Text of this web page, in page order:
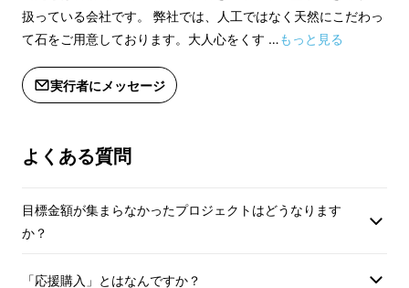
魅力①：形状へのこだわり
～なぜフラットなのか
作成しました。上部がフラットになる事で、見
存在感がある、そんなデザインに仕上がりまし
扱っている会社です。 弊社では、人工ではなく天然にこだわっ
て石をご用意しております。大人心をくす …もっと見る
実行者にメッセージ
よくある質問
目標金額が集まらなかったプロジェクトはどうなります
か？
「応援購入」とはなんですか？